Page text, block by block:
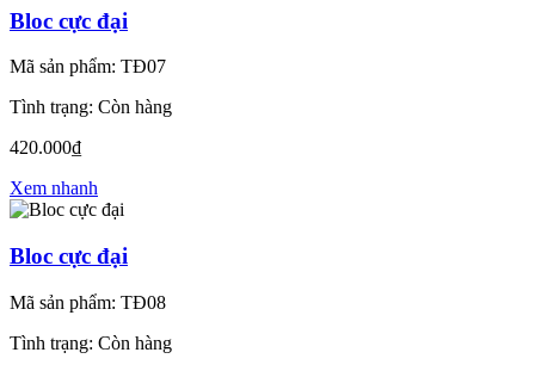
Bloc cực đại
Mã sản phẩm: TĐ07
Tình trạng: Còn hàng
420.000₫
Xem nhanh
Bloc cực đại
Mã sản phẩm: TĐ08
Tình trạng: Còn hàng